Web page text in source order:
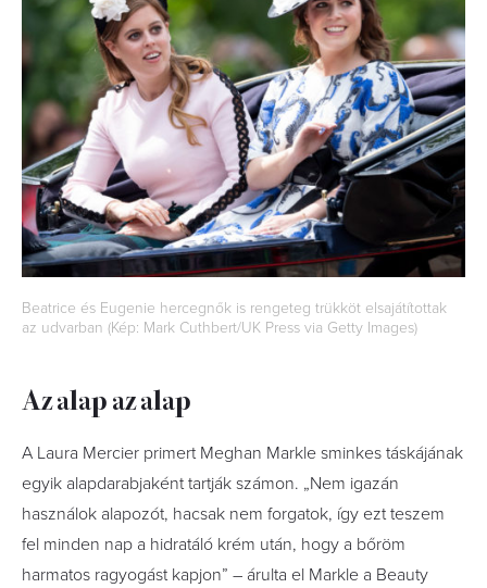
Beatrice és Eugenie hercegnők is rengeteg trükköt elsajátítottak
az udvarban (Kép: Mark Cuthbert/UK Press via Getty Images)
Az alap az alap
A Laura Mercier primert Meghan Markle sminkes táskájának
egyik alapdarabjaként tartják számon. „Nem igazán
használok alapozót, hacsak nem forgatok, így ezt teszem
fel minden nap a hidratáló krém után, hogy a bőröm
harmatos ragyogást kapjon” – árulta el Markle a Beauty